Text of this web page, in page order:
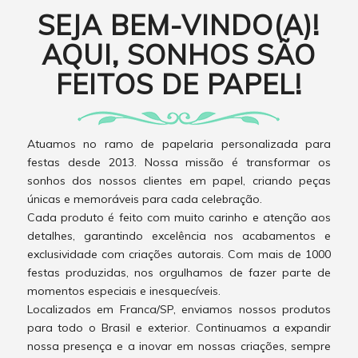
SEJA BEM-VINDO(A)!
AQUI, SONHOS SÃO
FEITOS DE PAPEL!
Atuamos no ramo de papelaria personalizada para
festas desde 2013. Nossa missão é transformar os
sonhos dos nossos clientes em papel, criando peças
únicas e memoráveis para cada celebração.
Cada produto é feito com muito carinho e atenção aos
detalhes, garantindo excelência nos acabamentos e
exclusividade com criações autorais. Com mais de 1000
festas produzidas, nos orgulhamos de fazer parte de
momentos especiais e inesquecíveis.
Localizados em Franca/SP, enviamos nossos produtos
para todo o Brasil e exterior. Continuamos a expandir
nossa presença e a inovar em nossas criações, sempre